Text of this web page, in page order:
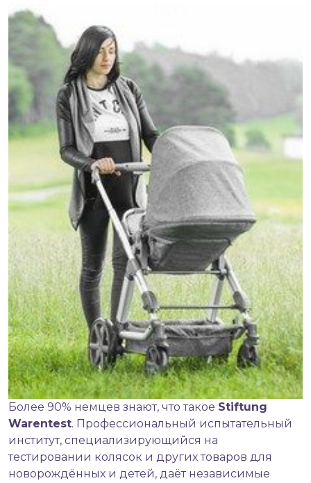
Более 90% немцев знают, что такое Stiftung
Warentest. Профессиональный испытательный
институт, специализирующийся на
тестировании колясок и других товаров для
новорождённых и детей, даёт независимые